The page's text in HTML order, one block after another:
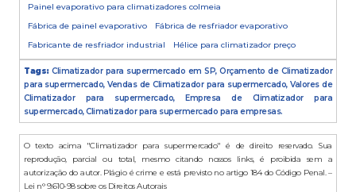
Painel evaporativo para climatizadores colmeia
Fábrica de painel evaporativo
Fábrica de resfriador evaporativo
Fabricante de resfriador industrial
Hélice para climatizador preço
Tags:Climatizador para supermercado em SP, Orçamento de Climatizador
para supermercado, Vendas de Climatizador para supermercado, Valores de
Climatizador para supermercado, Empresa de Climatizador para
supermercado, Climatizador para supermercado para empresas.
O texto acima "Climatizador para supermercado" é de direito reservado. Sua
reprodução, parcial ou total, mesmo citando nossos links, é proibida sem a
autorização do autor. Plágio é crime e está previsto no artigo 184 do Código Penal. –
Lei n° 9.610-98 sobre os Direitos Autorais